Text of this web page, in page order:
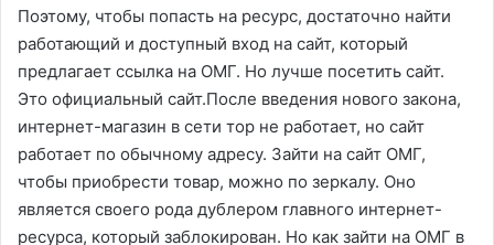
Поэтому, чтобы попасть на ресурс, достаточно найти
работающий и доступный вход на сайт, который
предлагает ссылка на ОМГ. Но лучше посетить сайт.
Это официальный сайт.После введения нового закона,
интернет-магазин в сети тор не работает, но сайт
работает по обычному адресу. Зайти на сайт ОМГ,
чтобы приобрести товар, можно по зеркалу. Оно
является своего рода дублером главного интернет-
ресурса, который заблокирован. Но как зайти на ОМГ в